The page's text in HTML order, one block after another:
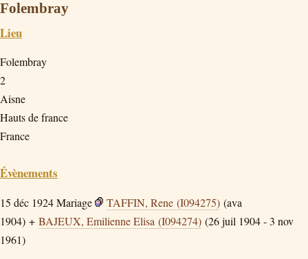
Folembray
Lieu
Folembray
2
Aisne
Hauts de france
France
Évènements
15 déc 1924Mariage TAFFIN, Rene (I094275) (ava
1904) + BAJEUX, Emilienne Elisa (I094274) (26 juil 1904 - 3 nov
1961)